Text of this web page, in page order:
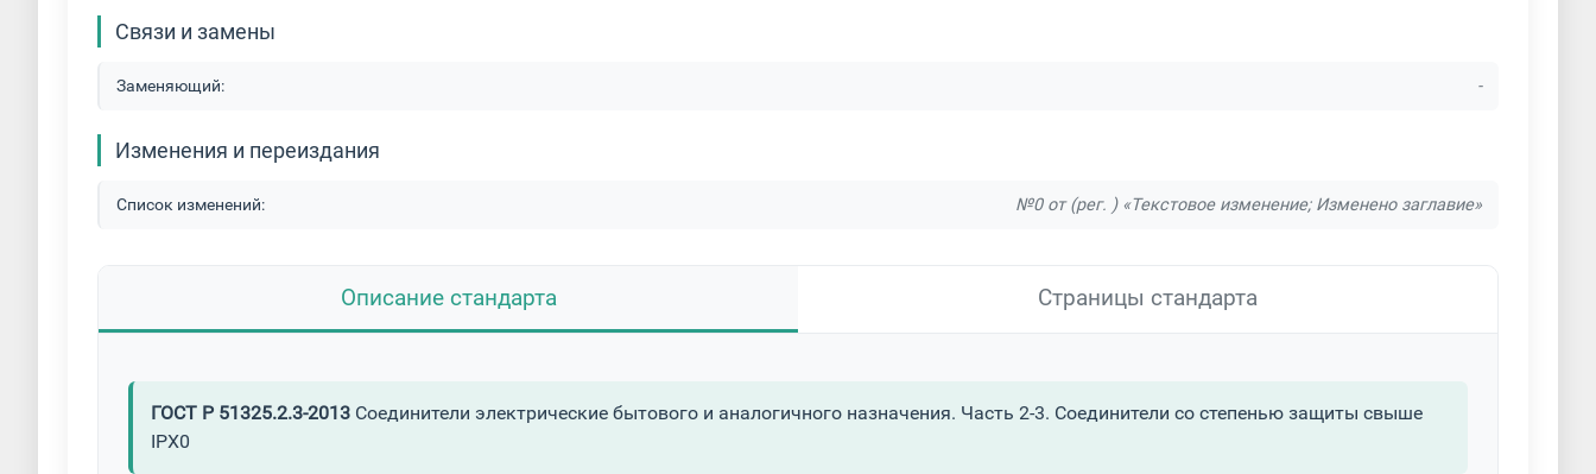
Связи и замены
Заменяющий: -
Изменения и переиздания
Список изменений: №0 от (рег. ) «Текстовое изменение; Изменено заглавие»
Описание стандарта Страницы стандарта
ГОСТ Р 51325.2.3-2013 Соединители электрические бытового и аналогичного назначения. Часть 2-3. Соединители со степенью защиты свыше
IPX0